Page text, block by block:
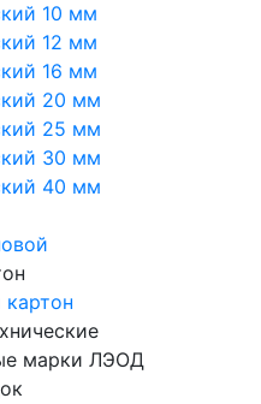
10 мм
12 мм
16 мм
20 мм
25 мм
30 мм
40 мм
марки ЛЭОД